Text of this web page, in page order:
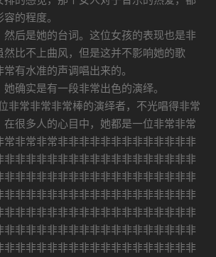
的程度。
然后是她的台词。这位女孩的表现也是非
然比不上曲风，但是这并不影响她的歌
有水准的声调唱出来的。
确实是有一段非常出色的演绎。
非常非常非常棒的演绎者，不光唱得非常
很多人的心目中，她都是一位非常非常
常非常非常非非非非非非非非非非非非非
非非非非非非非非非非非非非非非非非非
非非非非非非非非非非非非非非非非非非
非非非非非非非非非非非非非非非非非非
非非非非非非非非非非非非非非非非非非
非非非非非非非非非非非非非非非非非非
非非非非非非非非非非非非非非非非非非